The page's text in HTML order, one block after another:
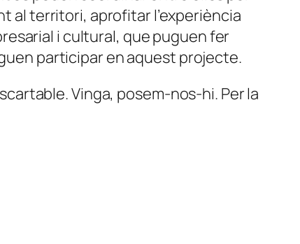
al territori, aprofitar l’experiència
i cultural, que puguen fer
participar en aquest projecte.
Vinga, posem-nos-hi. Per la